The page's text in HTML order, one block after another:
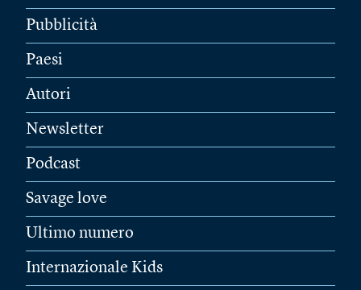
Pubblicità
Paesi
Autori
Newsletter
Podcast
Savage love
Ultimo numero
Internazionale Kids